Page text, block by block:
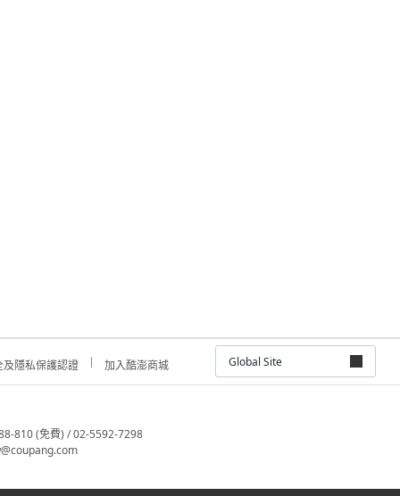
及隱私保護認證 加入酷澎商城 Global Site
810 (免費) / 02-5592-7298